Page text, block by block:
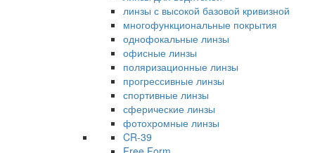
линзы с высокой базовой кривизной
многофункциональные покрытия
однофокальные линзы
офисные линзы
поляризационные линзы
прогрессивные линзы
спортивные линзы
сферические линзы
фотохромные линзы
CR-39